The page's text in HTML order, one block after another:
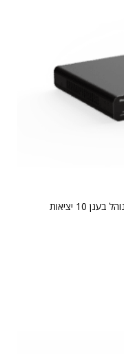
RG-NBS3100-8GT2SFP-P, מתג POE מנוהל בענן 10 יציאות